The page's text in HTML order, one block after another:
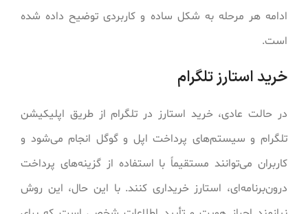
ادامه هر مرحله به شکل ساده و کاربردی توضیح داده شده
است.
خرید استارز تلگرام
در حالت عادی، خرید استارز در تلگرام از طریق اپلیکیشن
تلگرام و سیستم‌های پرداخت اپل و گوگل انجام می‌شود و
کاربران می‌توانند مستقیماً با استفاده از گزینه‌های پرداخت
درون‌برنامه‌ای، استارز خریداری کنند. با این حال، این روش